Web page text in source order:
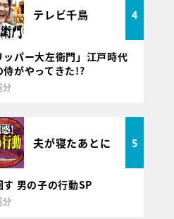
テレビ千鳥 4
ッパー大左衛門」江戸時代
がやってきた!?
分
夫が寝たあとに 5
男の子の行動SP
分